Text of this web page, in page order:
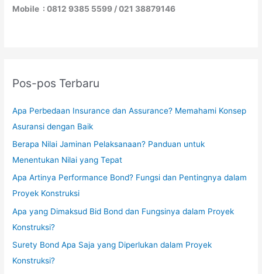
Mobile : 0812 9385 5599 / 021 38879146
Pos-pos Terbaru
Apa Perbedaan Insurance dan Assurance? Memahami Konsep
Asuransi dengan Baik
Berapa Nilai Jaminan Pelaksanaan? Panduan untuk
Menentukan Nilai yang Tepat
Apa Artinya Performance Bond? Fungsi dan Pentingnya dalam
Proyek Konstruksi
Apa yang Dimaksud Bid Bond dan Fungsinya dalam Proyek
Konstruksi?
Surety Bond Apa Saja yang Diperlukan dalam Proyek
Konstruksi?